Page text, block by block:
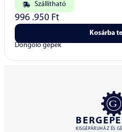
Szállítható
996 .950 Ft
Kosárba
Döngölő gépek
KISGÉPÁRUHÁZ ÉS